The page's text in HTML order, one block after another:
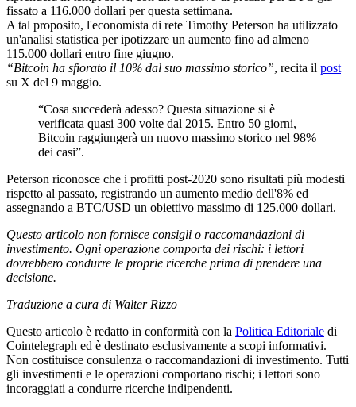
fissato a 116.000 dollari per questa settimana.
A tal proposito, l'economista di rete Timothy Peterson ha utilizzato
un'analisi statistica per ipotizzare un aumento fino ad almeno
115.000 dollari entro fine giugno.
“Bitcoin ha sfiorato il 10% dal suo massimo storico”, recita il post
su X del 9 maggio.
“Cosa succederà adesso? Questa situazione si è
verificata quasi 300 volte dal 2015. Entro 50 giorni,
Bitcoin raggiungerà un nuovo massimo storico nel 98%
dei casi”.
Peterson riconosce che i profitti post-2020 sono risultati più modesti
rispetto al passato, registrando un aumento medio dell'8% ed
assegnando a BTC/USD un obiettivo massimo di 125.000 dollari.
Questo articolo non fornisce consigli o raccomandazioni di
investimento. Ogni operazione comporta dei rischi: i lettori
dovrebbero condurre le proprie ricerche prima di prendere una
decisione.
Traduzione a cura di Walter Rizzo
Questo articolo è redatto in conformità con la Politica Editoriale di
Cointelegraph ed è destinato esclusivamente a scopi informativi.
Non costituisce consulenza o raccomandazioni di investimento. Tutti
gli investimenti e le operazioni comportano rischi; i lettori sono
incoraggiati a condurre ricerche indipendenti.